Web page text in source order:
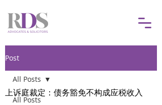
Post
All Posts
All Posts
上诉庭裁定：债务豁免不构成应税收入